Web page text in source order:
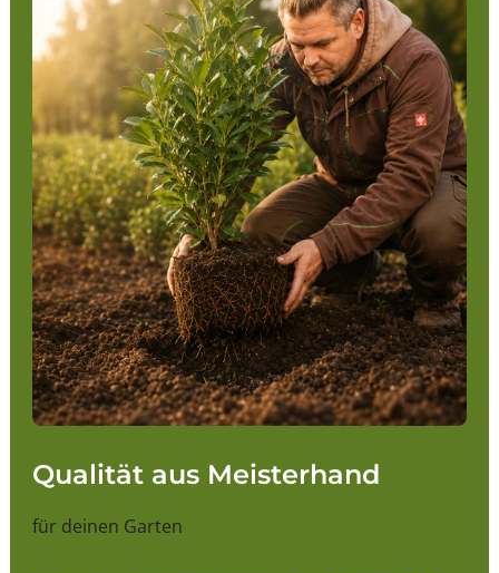
Qualität aus Meisterhand
für deinen Garten